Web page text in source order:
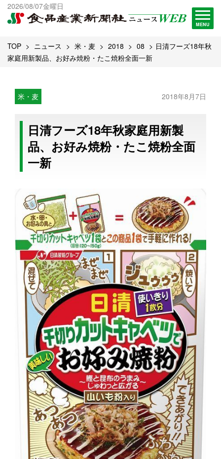
2026/08/07金曜日
MENU
出版物一覧へ
試読・購読申し込み
TOP ニュース 米・麦 2018 08
日清フーズ18年秋
家庭用新製品、お好み焼粉・たこ焼粉全面一新
米・麦 2018年8月7日
日清フーズ18年秋家庭用新製
品、お好み焼粉・たこ焼粉全面
一新